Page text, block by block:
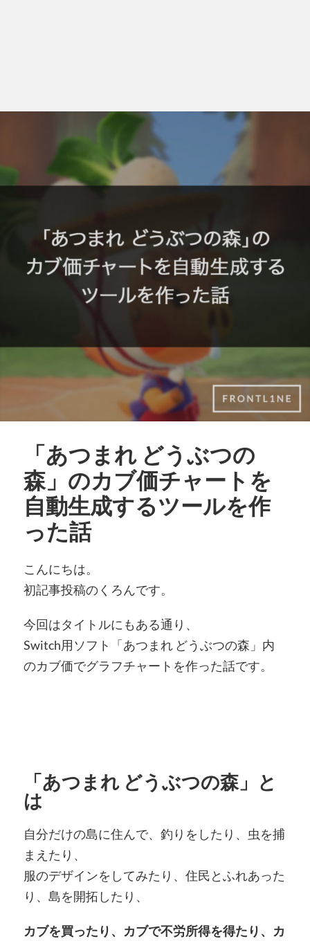
「あつまれ どうぶつの
森」のカブ価チャートを
自動生成するツールを作
った話
こんにちは。
初記事投稿のくろんです。
今回はタイトルにもある通り、
Switch用ソフト「あつまれ どうぶつの森」内
のカブ価でグラフチャートを作った話です。
「あつまれ どうぶつの森」と
は
自分だけの島に住んで、釣りをしたり、虫を捕
まえたり、
服のデザインをしてみたり、住民とふれあった
り、島を開拓したり、
カブを買ったり、カブで不労所得を得たり、カ